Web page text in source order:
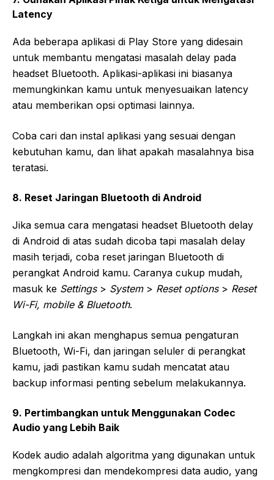
Latency
Ada beberapa aplikasi di Play Store yang didesain
untuk membantu mengatasi masalah delay pada
headset Bluetooth. Aplikasi-aplikasi ini biasanya
memungkinkan kamu untuk menyesuaikan latency
atau memberikan opsi optimasi lainnya.
Coba cari dan instal aplikasi yang sesuai dengan
kebutuhan kamu, dan lihat apakah masalahnya bisa
teratasi.
8. Reset Jaringan Bluetooth di Android
Jika semua cara mengatasi headset Bluetooth delay
di Android di atas sudah dicoba tapi masalah delay
masih terjadi, coba reset jaringan Bluetooth di
perangkat Android kamu. Caranya cukup mudah,
masuk ke Settings> System> Reset options> Reset
Wi-Fi, mobile & Bluetooth.
Langkah ini akan menghapus semua pengaturan
Bluetooth, Wi-Fi, dan jaringan seluler di perangkat
kamu, jadi pastikan kamu sudah mencatat atau
backup informasi penting sebelum melakukannya.
9. Pertimbangkan untuk Menggunakan Codec
Audio yang Lebih Baik
Kodek audio adalah algoritma yang digunakan untuk
mengkompresi dan mendekompresi data audio, yang